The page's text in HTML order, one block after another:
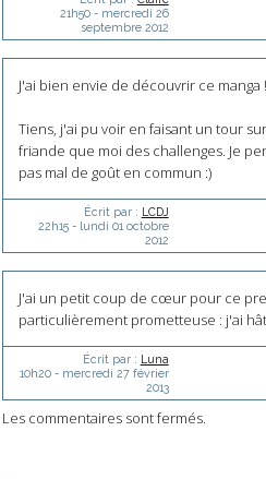
21h50- mercredi 26
septembre 2012
J'ai bien envie de découvrir ce manga !
Tiens, j'ai pu voir en faisant un tour
friande que moi des challenges. Je
pas mal de goût en commun :)
Écrit par : LCDJ
22h15- lundi 01 octobre
2012
J'ai un petit coup de cœur pour ce
particulièrement prometteuse : j'ai
Écrit par : Luna
10h20- mercredi 27 février
2013
Les commentaires sont fermés.